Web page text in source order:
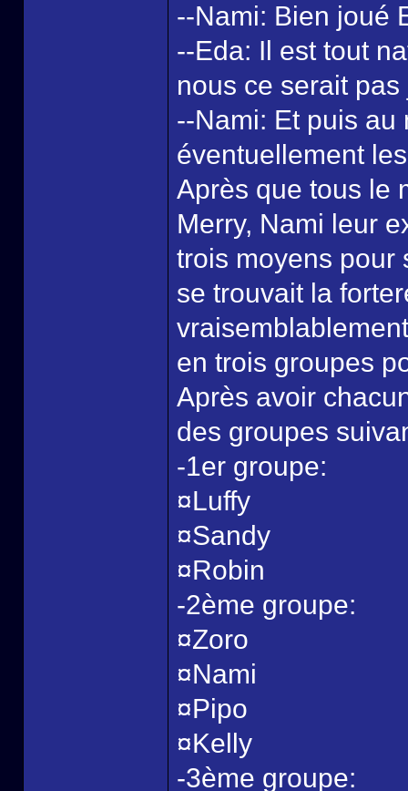
--Nami: Bien joué
--Eda: Il est tout
nous ce serait pas
--Nami: Et puis au
éventuellement
Après que tous le
Merry, Nami leur
trois moyens pour
se trouvait la
en trois groupes
Après avoir
des groupes
-1er groupe:
¤Luffy
¤Sandy
¤Robin
-2ème groupe:
¤Zoro
¤Nami
¤Pipo
¤Kelly
-3ème groupe: